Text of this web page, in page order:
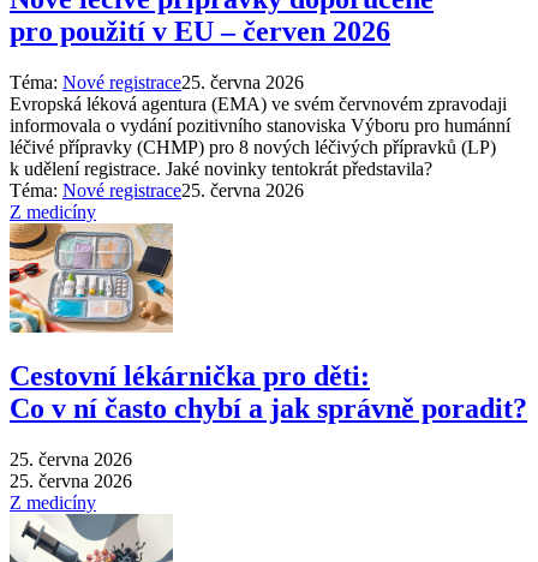
pro použití v EU –⁠ červen 2026
Téma: Nové registrace25. června 2026
Evropská léková agentura (EMA) ve svém červnovém zpravodaji
informovala o vydání pozitivního stanoviska Výboru pro humánní
léčivé přípravky (CHMP) pro 8 nových léčivých přípravků (LP)
k udělení registrace. Jaké novinky tentokrát představila?
Téma: Nové registrace25. června 2026
Z medicíny
Cestovní lékárnička pro děti:
Co v ní často chybí a jak správně poradit?
25. června 2026
25. června 2026
Z medicíny